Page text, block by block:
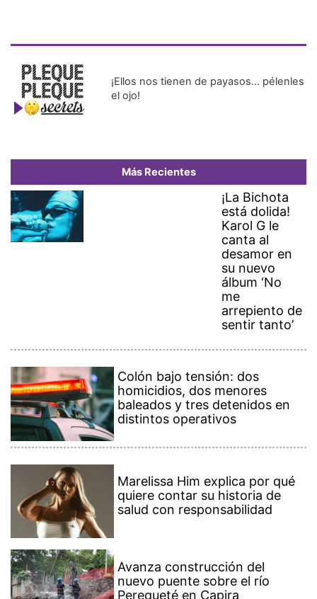
¡Ellos nos tienen de payasos… pélenles
el ojo!
Más Recientes
¡La Bichota
está dolida!
Karol G le
canta al
desamor en
su nuevo
álbum ‘No
me
arrepiento de
sentir tanto’
Colón bajo tensión: dos
homicidios, dos menores
baleados y tres detenidos en
distintos operativos
Marelissa Him explica por qué
quiere contar su historia de
salud con responsabilidad
Avanza construcción del
nuevo puente sobre el río
Perequeté en Capira